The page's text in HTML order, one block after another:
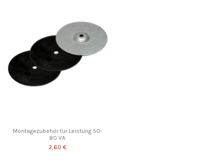
Montagezubehör für Leistung 50-
80 VA
2,60 €